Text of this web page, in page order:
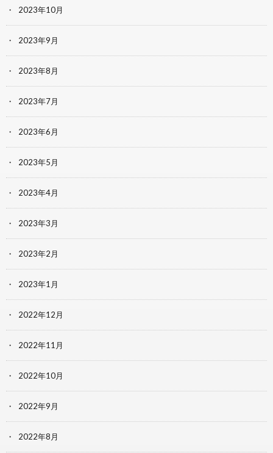
2023年10月
2023年9月
2023年8月
2023年7月
2023年6月
2023年5月
2023年4月
2023年3月
2023年2月
2023年1月
2022年12月
2022年11月
2022年10月
2022年9月
2022年8月